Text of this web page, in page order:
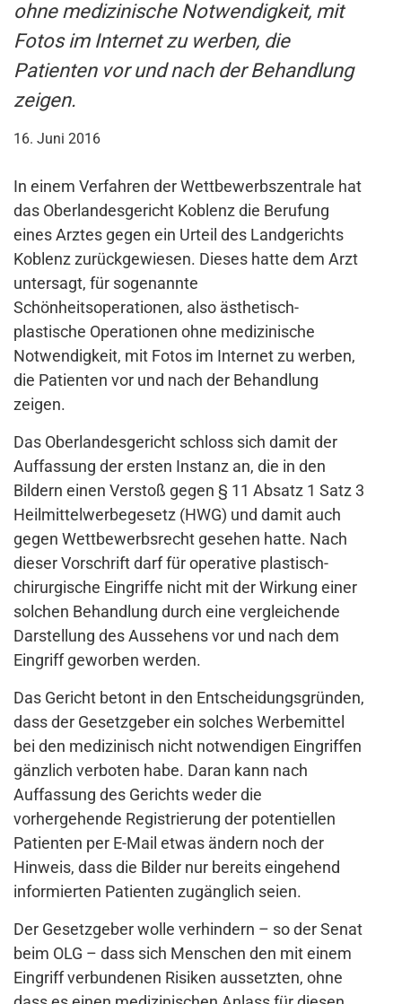
ohne medizinische Notwendigkeit, mit
Fotos im Internet zu werben, die
Patienten vor und nach der Behandlung
zeigen.
16. Juni 2016
In einem Verfahren der Wettbewerbszentrale hat
das Oberlandesgericht Koblenz die Berufung
eines Arztes gegen ein Urteil des Landgerichts
Koblenz zurückgewiesen. Dieses hatte dem Arzt
untersagt, für sogenannte
Schönheitsoperationen, also ästhetisch-
plastische Operationen ohne medizinische
Notwendigkeit, mit Fotos im Internet zu werben,
die Patienten vor und nach der Behandlung
zeigen.
Das Oberlandesgericht schloss sich damit der
Auffassung der ersten Instanz an, die in den
Bildern einen Verstoß gegen § 11 Absatz 1 Satz 3
Heilmittelwerbegesetz (HWG) und damit auch
gegen Wettbewerbsrecht gesehen hatte. Nach
dieser Vorschrift darf für operative plastisch-
chirurgische Eingriffe nicht mit der Wirkung einer
solchen Behandlung durch eine vergleichende
Darstellung des Aussehens vor und nach dem
Eingriff geworben werden.
Das Gericht betont in den Entscheidungsgründen,
dass der Gesetzgeber ein solches Werbemittel
bei den medizinisch nicht notwendigen Eingriffen
gänzlich verboten habe. Daran kann nach
Auffassung des Gerichts weder die
vorhergehende Registrierung der potentiellen
Patienten per E-Mail etwas ändern noch der
Hinweis, dass die Bilder nur bereits eingehend
informierten Patienten zugänglich seien.
Der Gesetzgeber wolle verhindern – so der Senat
beim OLG – dass sich Menschen den mit einem
Eingriff verbundenen Risiken aussetzten, ohne